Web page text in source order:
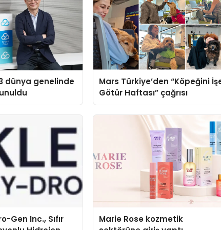
dünya genelinde
Mars Türkiye’den “Köpeğini
Götür Haftası” çağrısı
Gen Inc., Sıfır
Marie Rose kozmetik